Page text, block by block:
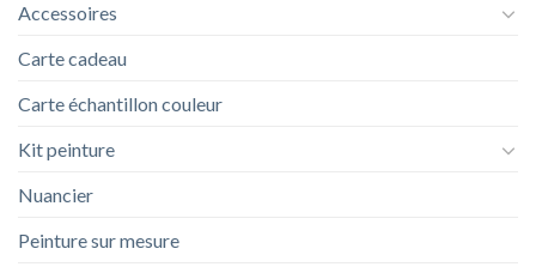
Accessoires
Carte cadeau
Carte échantillon couleur
Kit peinture
Nuancier
Peinture sur mesure